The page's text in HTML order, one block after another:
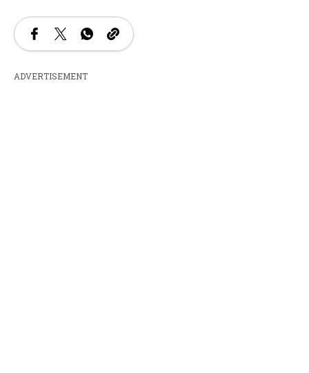
ADVERTISEMENT